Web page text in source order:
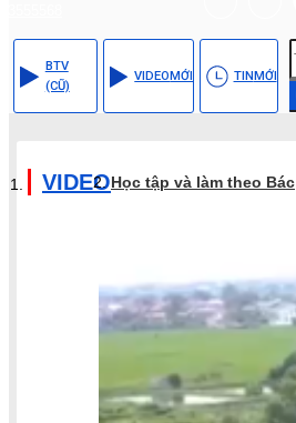
BTV
(CŨ)
VIDEOMỚI TINMỚI
VIDEOHọc tập và làm theo Bác